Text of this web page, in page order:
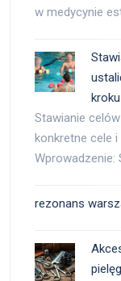
w medycynie
kroku
Stawianie
konkretne cele
Wprowadzenie:
rezonans